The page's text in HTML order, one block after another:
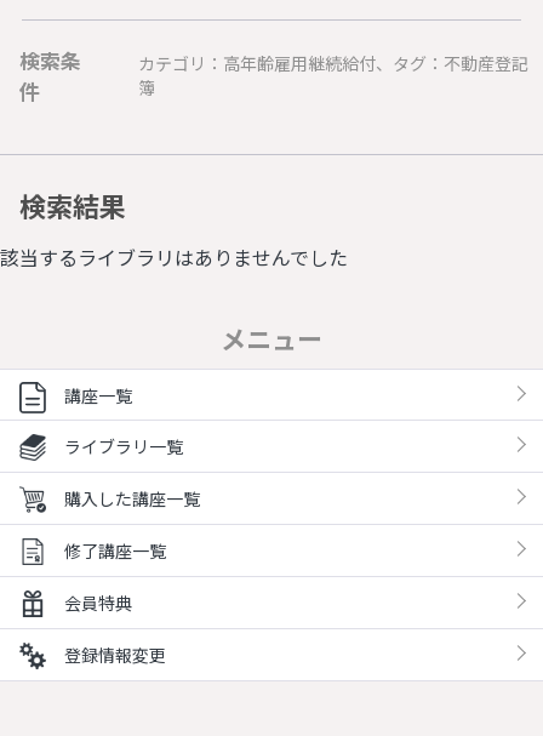
検索条
件
カテゴリ：高年齢雇用継続給付、タグ：不動産登記
簿
検索結果
該当するライブラリはありませんでした
メニュー
講座一覧
ライブラリ一覧
購入した講座一覧
修了講座一覧
会員特典
登録情報変更